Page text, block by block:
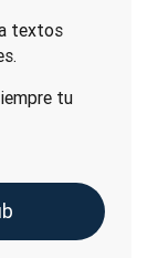
textos
tu